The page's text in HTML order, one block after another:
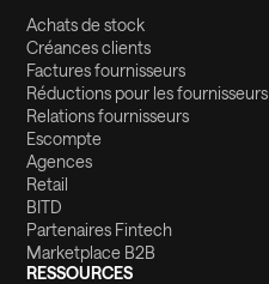
Achats de stock
Créances clients
Factures fournisseurs
Réductions pour les fournisseurs
Relations fournisseurs
Escompte
Agences
Retail
BITD
Partenaires Fintech
Marketplace B2B
RESSOURCES